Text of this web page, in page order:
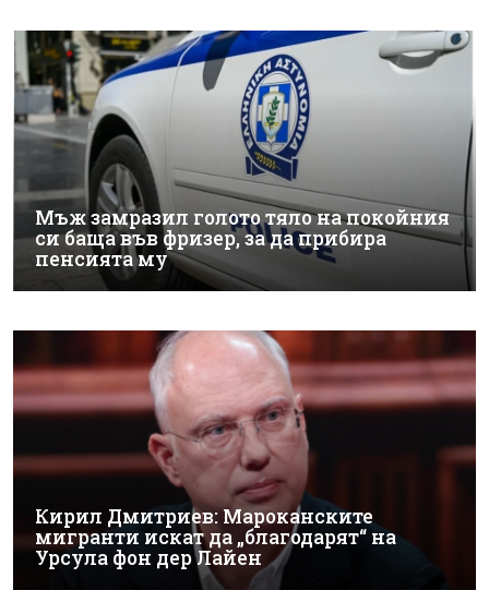
Мъж замразил голото тяло на покойния
си баща във фризер, за да прибира
пенсията му
Кирил Дмитриев: Мароканските
мигранти искат да „благодарят“ на
Урсула фон дер Лайен